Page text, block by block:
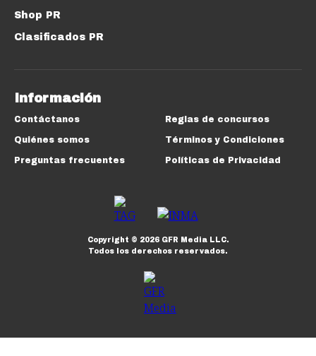
Shop PR
Clasificados PR
Información
Contáctanos
Quiénes somos
Preguntas frecuentes
Reglas de concursos
Términos y Condiciones
Políticas de Privacidad
Copyright © 2026GFR Media LLC.
Todos los derechos reservados.